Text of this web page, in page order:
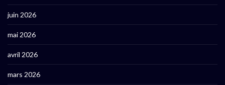
juin 2026
mai 2026
avril 2026
mars 2026